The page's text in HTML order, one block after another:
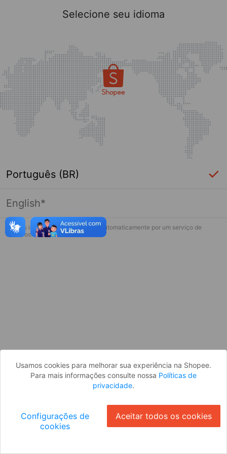
Página indisponível
Desculpe, algo deu errado. Faça login
Selecione seu idioma
Português (BR)
English*
* Esses idiomas serão traduzidos automaticamente por um serviço de
terceiros.
Usamos cookies para melhorar sua experiência na Shopee.
Para mais informações consulte nossa Políticas de
privacidade.
Configurações de
cookies
Aceitar todos os cookies